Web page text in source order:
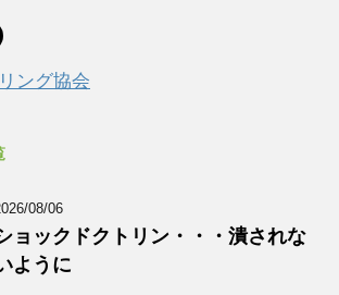
ング協会
08/06
ョックドクトリン・・・潰されな
ように